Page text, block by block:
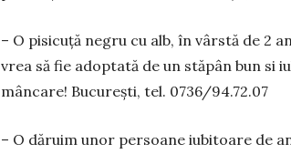
– O pisicuță negru cu alb, în vârstă de 2
vrea să fie adoptată de un stăpân bun si
mâncare! București, tel. 0736/94.72.07
– O dăruim unor persoane iubitoare de